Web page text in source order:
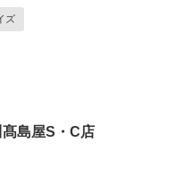
ズ
髙島屋S・C店